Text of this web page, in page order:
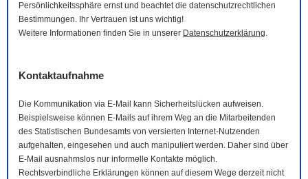
Persönlichkeitssphäre ernst und beachtet die datenschutzrechtlichen
Bestimmungen. Ihr Vertrauen ist uns wichtig!
Weitere Informationen finden Sie in unserer Datenschutzerklärung.
Kontaktaufnahme
Die Kommunikation via E-Mail
kann Sicherheitslücken aufweisen.
Beispielsweise können E-Mails auf ihrem Weg an die Mitarbeitenden
des Statistischen Bundesamts von versierten Internet-Nutzenden
aufgehalten, eingesehen und auch manipuliert werden. Daher sind über
E-Mail ausnahmslos nur informelle Kontakte möglich.
Rechtsverbindliche Erklärungen können auf diesem Wege derzeit nicht